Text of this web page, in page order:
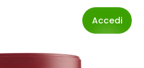
Accedi